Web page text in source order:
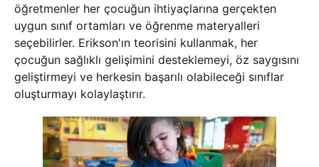
öğretmenler her çocuğun ihtiyaçlarına gerçekten
uygun sınıf ortamları ve öğrenme materyalleri
seçebilirler. Erikson'ın teorisini kullanmak, her
çocuğun sağlıklı gelişimini desteklemeyi, öz saygısını
geliştirmeyi ve herkesin başarılı olabileceği sınıflar
oluşturmayı kolaylaştırır.